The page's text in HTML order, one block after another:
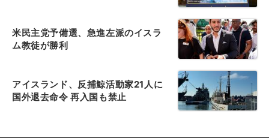
米民主党予備選、急進左派のイスラ
ム教徒が勝利
アイスランド、反捕鯨活動家21人に
国外退去命令 再入国も禁止